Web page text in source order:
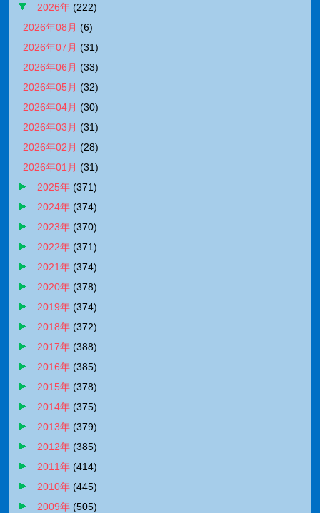
2026年 (222)
2026年08月 (6)
2026年07月 (31)
2026年06月 (33)
2026年05月 (32)
2026年04月 (30)
2026年03月 (31)
2026年02月 (28)
2026年01月 (31)
2025年 (371)
2024年 (374)
2023年 (370)
2022年 (371)
2021年 (374)
2020年 (378)
2019年 (374)
2018年 (372)
2017年 (388)
2016年 (385)
2015年 (378)
2014年 (375)
2013年 (379)
2012年 (385)
2011年 (414)
2010年 (445)
2009年 (505)